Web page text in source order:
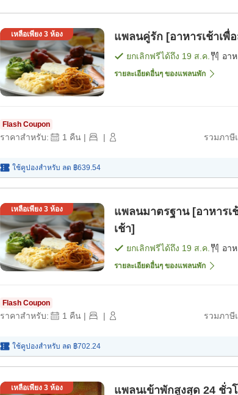
เหลือเพียง 3ห้อง แพลนคู่รัก [อาหารเช้าเพื่
ยกเลิกฟรีได้ถึง 19 ส.ค. อา
รายละเอียดอื่นๆ ของแพลนพัก
Flash Coupon
ราคาสำหรับ: 1 คืน | | รวมภาษี
ใช้คูปองสำหรับ ลด ฿639.54
เหลือเพียง 3ห้อง
แพลนมาตรฐาน [อาหารเ
เช้า]
ยกเลิกฟรีได้ถึง 19 ส.ค. อา
รายละเอียดอื่นๆ ของแพลนพัก
Flash Coupon
ราคาสำหรับ: 1 คืน | | รวมภาษี
ใช้คูปองสำหรับ ลด ฿702.24
เหลือเพียง 3ห้อง แพลนเข้าพักสูงสุด 24 ชั่ว